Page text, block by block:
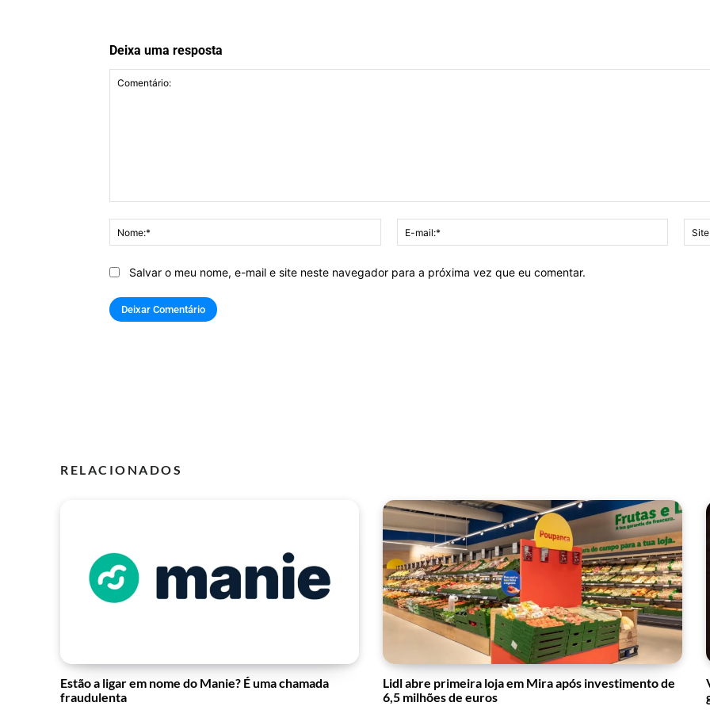
Deixa uma resposta
Nome:*
mail:*
Salvar o meu nome, e-mail e site neste navegador para a próxima vez que eu comentar.
RELACIONADOS
Estão a ligar em nome do Manie? É uma chamada
fraudulenta
Lidl abre primeira loja em Mira após investimento de
6,5 milhões de euros